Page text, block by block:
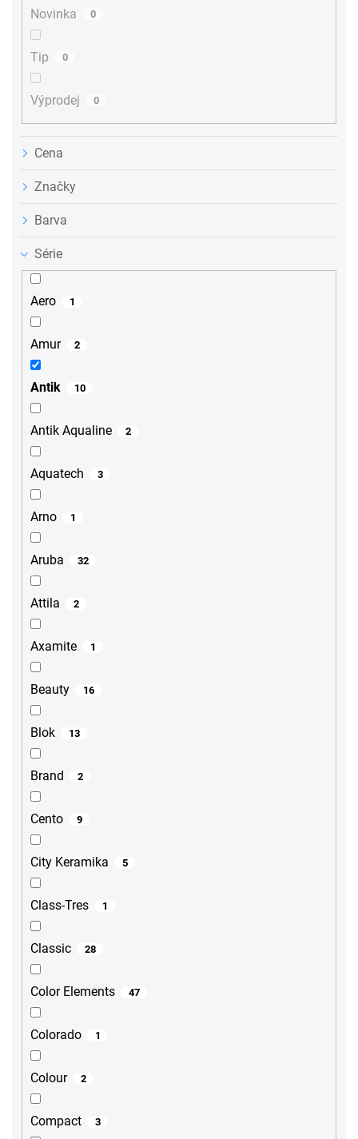
Novinka 0
Tip 0
Výprodej 0
Cena
Značky
Barva
Série
Aero 1
Amur 2
Antik 10
Antik Aqualine 2
Aquatech 3
Arno 1
Aruba 32
Attila 2
Axamite 1
Beauty 16
Blok 13
Brand 2
Cento 9
City Keramika 5
Class-Tres 1
Classic 28
Color Elements 47
Colorado 1
Colour 2
Compact 3